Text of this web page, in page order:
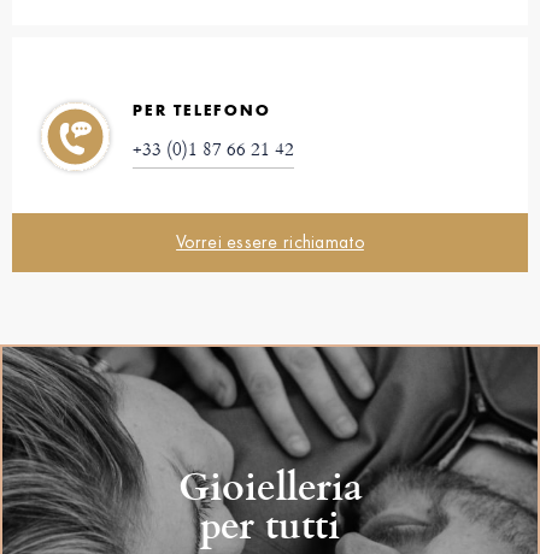
PER TELEFONO
+33 (0)1 87 66 21 42
Vorrei essere richiamato
Gioielleria
per tutti